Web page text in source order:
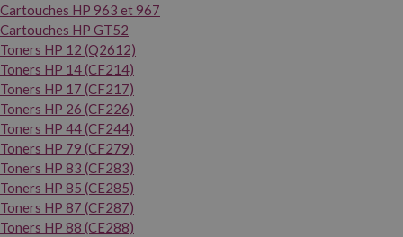
Cartouches HP 963 et 967
Cartouches HP GT52
Toners HP 12 (Q2612)
Toners HP 14 (CF214)
Toners HP 17 (CF217)
Toners HP 26 (CF226)
Toners HP 44 (CF244)
Toners HP 79 (CF279)
Toners HP 83 (CF283)
Toners HP 85 (CE285)
Toners HP 87 (CF287)
Toners HP 88 (CE288)